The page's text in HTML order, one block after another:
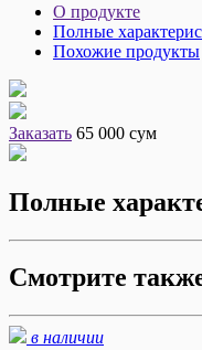
О продукте
Полные
Похожие продукты
Заказать 65 000 сум
Полные
Смотрите
в наличии